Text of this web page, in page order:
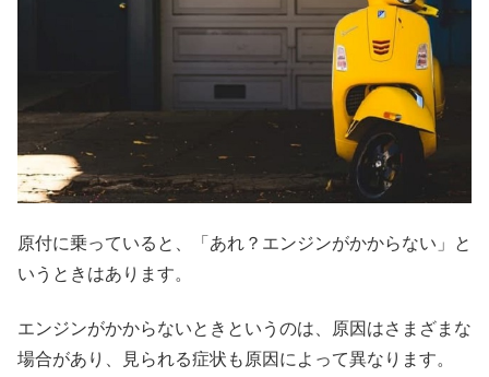
原付に乗っていると、「あれ？エンジンがかからない」と
いうときはあります。
エンジンがかからないときというのは、原因はさまざまな
場合があり、見られる症状も原因によって異なります。